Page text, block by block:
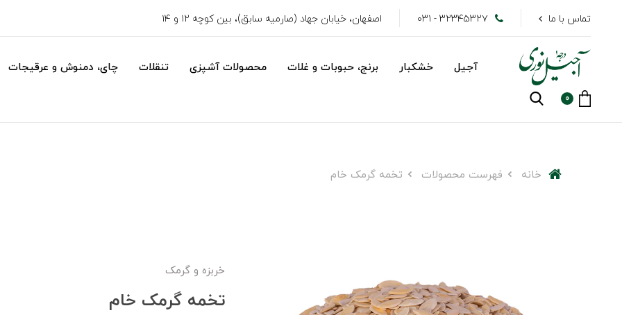
تماس با ما ۳۲۳۴۵۳۲۷ - ۰۳۱ اصفهان، خیابان جهاد (صارمیه سابق)، بین کوچه ۱۲ و ۱۴
آجیل خشکبار برنج، حبوبات و غلات محصولات آشپزی تنقلات چای، دمنوش و عرقیجات
0
خانه فهرست محصولات تخمه گرمک خام
خربزه و گرمک
تخمه گرمک خام